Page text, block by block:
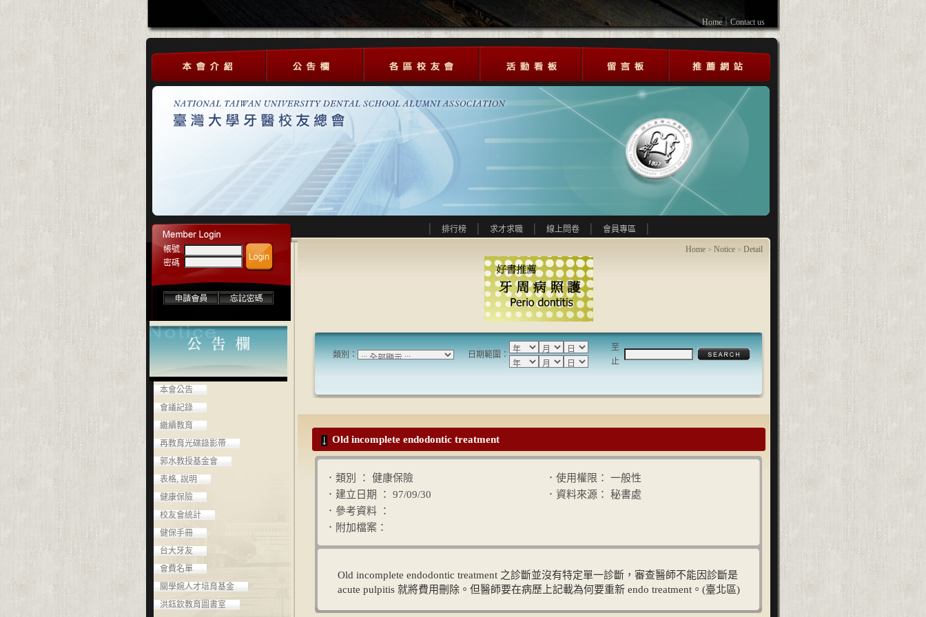
Home｜ Contact us
排行榜 求才求職 線上問卷 會員專區
帳號
密碼
本會公告
會議記錄
繼續教育
再教育光碟錄影帶
郭水教授基金會
表格, 說明
健康保險
校友會統計
健保手冊
台大牙友
會費名單
關學婉人才培育基金
洪鈺欽教育圖書室
Home > Notice > Detail
類別： 日期範圍：
至
止
Old incomplete endodontic treatment
．類別 ： 健康保險
．建立日期 ： 97/09/30
．使用權限： 一般性
．資料來源： 秘書處
．參考資料 ：
．附加檔案：
Old incomplete endodontic treatment 之診斷並沒有特定單一診斷，審查醫師不能因診斷是
acute pulpitis 就將費用刪除。但醫師要在病歷上記載為何要重新 endo treatment。(臺北區)